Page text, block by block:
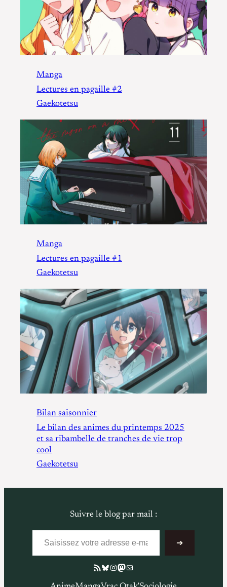
Manga
Lectures en pagaille #2
Gaekotetsu
Manga
Lectures en pagaille #1
Gaekotetsu
Bilan saisonnier
Le bilan des animes du printemps 2025
et sa ribambelle de tranches de vie trop
cool
Gaekotetsu
Suivre le blog par mail :
Saisissez votre adresse e-mail…
➔
Flux RSSBluesky
Instagram
Mastodon
E-mail